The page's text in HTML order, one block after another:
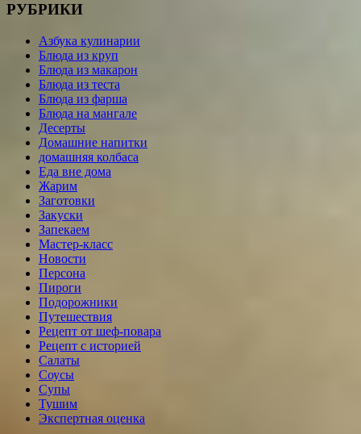
РУБРИКИ
Азбука кулинарии
Блюда из круп
Блюда из макарон
Блюда из теста
Блюда из фарша
Блюда на мангале
Десерты
Домашние напитки
домашняя колбаса
Еда вне дома
Жарим
Заготовки
Закуски
Запекаем
Мастер-класс
Новости
Персона
Пироги
Подорожники
Путешествия
Рецепт от шеф-повара
Рецепт с историей
Салаты
Соусы
Супы
Тушим
Экспертная оценка